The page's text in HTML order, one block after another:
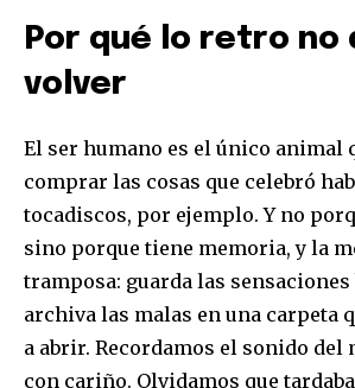
Seguidores Seguidores
Por qué lo retro no
volver
El ser humano es el único animal
comprar las cosas que celebró
tocadiscos, por ejemplo. Y no
sino porque tiene memoria, y la
tramposa: guarda las sensaciones
archiva las malas en una carpeta
a abrir. Recordamos el sonido del
con cariño. Olvidamos que